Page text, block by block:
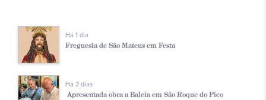
Há 1 dia
Freguesia de São Mateus em Festa
Há 2 dias
Apresentada obra a Baleia em São Roque do Pico